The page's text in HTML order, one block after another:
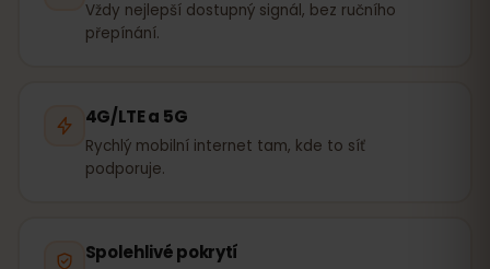
Vždy nejlepší dostupný signál, bez ručního
přepínání.
4G/LTE a 5G
Rychlý mobilní internet tam, kde to síť
podporuje.
Spolehlivé pokrytí